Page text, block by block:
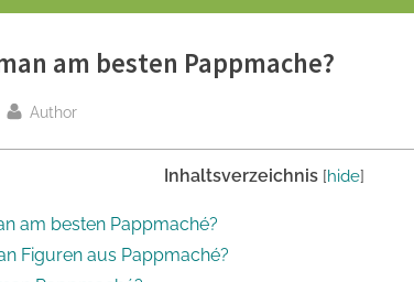
am besten Pappmache?
By
Author
Inhaltsverzeichnis [hide]
am besten Pappmaché?
Figuren aus Pappmaché?